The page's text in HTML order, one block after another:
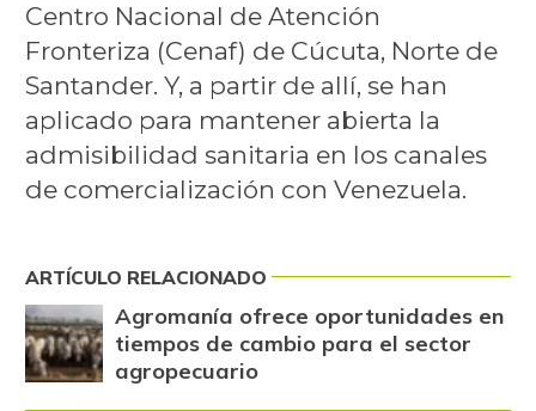
Centro Nacional de Atención
Fronteriza (Cenaf) de Cúcuta, Norte de
Santander. Y, a partir de allí, se han
aplicado para mantener abierta la
admisibilidad sanitaria en los canales
de comercialización con Venezuela.
ARTÍCULO RELACIONADO
Agromanía ofrece oportunidades en
tiempos de cambio para el sector
agropecuario